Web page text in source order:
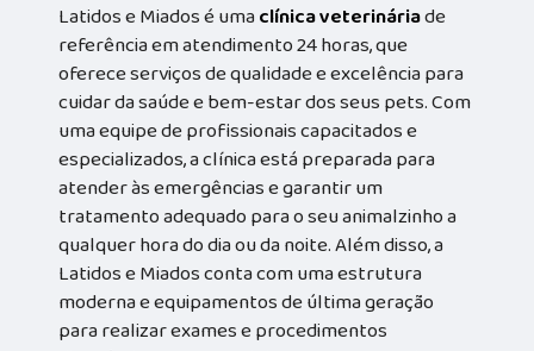
Latidos e Miados é umaclínica veterináriade
referência em atendimento 24 horas, que
oferece serviços de qualidade e excelência para
cuidar da saúde e bem-estar dos seus pets. Com
uma equipe de profissionais capacitados e
especializados, a clínica está preparada para
atender às emergências e garantir um
tratamento adequado para o seu animalzinho a
qualquer hora do dia ou da noite. Além disso, a
Latidos e Miados conta com uma estrutura
moderna e equipamentos de última geração
para realizar exames e procedimentos